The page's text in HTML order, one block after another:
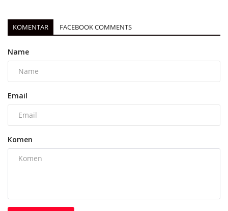
KOMENTAR FACEBOOK COMMENTS
Name
Email
Komen